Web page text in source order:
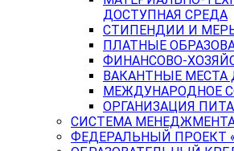
ДОСТУПНАЯ СРЕДА
СТИПЕНДИИ И
ПЛАТНЫЕ
ФИНАНСОВО-
ВАКАНТНЫЕ
МЕЖДУНАРОДНОЕ
ОРГАНИЗАЦИЯ
СИСТЕМА
ФЕДЕРАЛЬНЫЙ ПРОЕКТ